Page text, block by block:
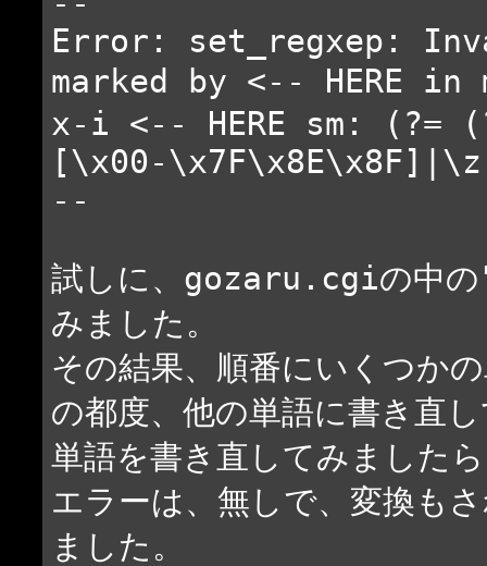
Error: set_regxep:
marked by <-- HERE
x-i <-- HERE sm: (?=
[\x00-
--
試しに、gozaru.cgiの中の
みました。
その結果、順番にいくつか
の都度、他の単語に書き直
単語を書き直してみました
エラーは、無しで、変換も
ました。